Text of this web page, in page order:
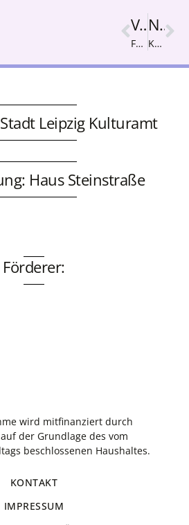
Vorige
Fußball und Rassismus
Nächster
Katze
Leipzig Kulturamt
Haus Steinstraße
Förderer:
wird mitfinanziert durch
der Grundlage des vom
beschlossenen Haushaltes.
KONTAKT
IMPRESSUM